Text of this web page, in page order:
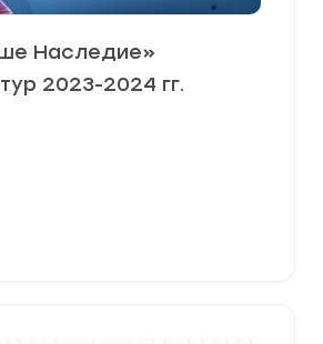
Наследие»
2023-2024 гг.